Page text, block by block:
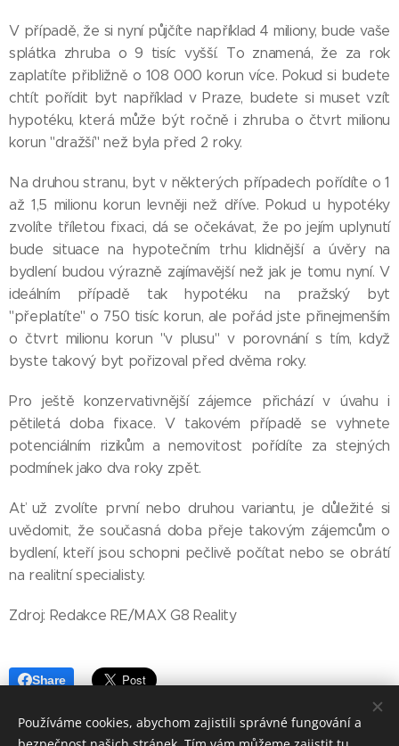
V případě, že si nyní půjčíte například 4 miliony, bude vaše
splátka zhruba o 9 tisíc vyšší. To znamená, že za rok
zaplatíte přibližně o 108 000 korun více. Pokud si budete
chtít pořídit byt například v Praze, budete si muset vzít
hypotéku, která může být ročně i zhruba o čtvrt milionu
korun "dražší" než byla před 2 roky.
Na druhou stranu, byt v některých případech pořídíte o 1
až 1,5 milionu korun levněji než dříve. Pokud u hypotéky
zvolíte tříletou fixaci, dá se očekávat, že po jejím uplynutí
bude situace na hypotečním trhu klidnější a úvěry na
bydlení budou výrazně zajímavější než jak je tomu nyní. V
ideálním případě tak hypotéku na pražský byt
"přeplatíte" o 750 tisíc korun, ale pořád jste přinejmenším
o čtvrt milionu korun "v plusu" v porovnání s tím, když
byste takový byt pořizoval před dvěma roky.
Pro ještě konzervativnější zájemce přichází v úvahu i
pětiletá doba fixace. V takovém případě se vyhnete
potenciálním rizikům a nemovitost pořídíte za stejných
podmínek jako dva roky zpět.
Ať už zvolíte první nebo druhou variantu, je důležité si
uvědomit, že současná doba přeje takovým zájemcům o
bydlení, kteří jsou schopni pečlivě počítat nebo se obrátí
na realitní specialisty.
Zdroj: Redakce RE/MAX G8 Reality
Share
Používáme cookies, abychom zajistili správné fungování a